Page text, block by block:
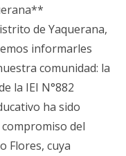
de Yaquerana,
informarles
comunidad: la
la IEI N°882
ha sido
del
Flores, cuya